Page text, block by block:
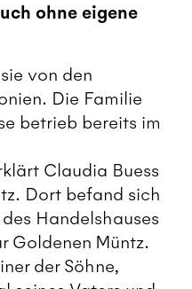
ohne eigene
von den
Die Familie
betrieb bereits im
Claudia Buess
Dort befand sich
Handelshauses
Goldenen Müntz.
der Söhne,